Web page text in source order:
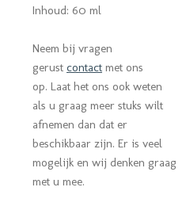
Inhoud: 60 ml
Neem bij vragen
gerust contact met ons
op. Laat het ons ook weten
als u graag meer stuks wilt
afnemen dan dat er
beschikbaar zijn. Er is veel
mogelijk en wij denken graag
met u mee.